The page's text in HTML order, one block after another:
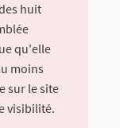
huit
qu'elle
moins
sur le site
visibilité.